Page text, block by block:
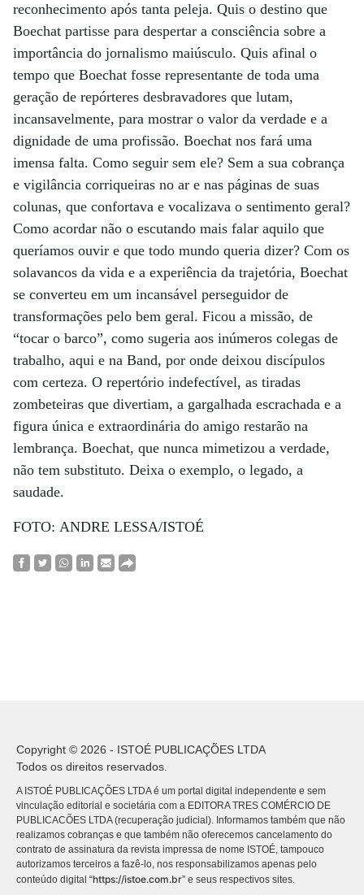
reconhecimento após tanta peleja. Quis o destino que
Boechat partisse para despertar a consciência sobre a
importância do jornalismo maiúsculo. Quis afinal o
tempo que Boechat fosse representante de toda uma
geração de repórteres desbravadores que lutam,
incansavelmente, para mostrar o valor da verdade e a
dignidade de uma profissão. Boechat nos fará uma
imensa falta. Como seguir sem ele? Sem a sua cobrança
e vigilância corriqueiras no ar e nas páginas de suas
colunas, que confortava e vocalizava o sentimento geral?
Como acordar não o escutando mais falar aquilo que
queríamos ouvir e que todo mundo queria dizer? Com os
solavancos da vida e a experiência da trajetória, Boechat
se converteu em um incansável perseguidor de
transformações pelo bem geral. Ficou a missão, de
“tocar o barco”, como sugeria aos inúmeros colegas de
trabalho, aqui e na Band, por onde deixou discípulos
com certeza. O repertório indefectível, as tiradas
zombeteiras que divertiam, a gargalhada escrachada e a
figura única e extraordinária do amigo restarão na
lembrança. Boechat, que nunca mimetizou a verdade,
não tem substituto. Deixa o exemplo, o legado, a
saudade.
FOTO: ANDRE LESSA/ISTOÉ
Copyright © 2026 - ISTOÉ PUBLICAÇÕES LTDA
Todos os direitos reservados.
A ISTOÉ PUBLICAÇÕES LTDA é um portal digital independente e sem
vinculação editorial e societária com a EDITORA TRES COMÉRCIO DE
PUBLICACÕES LTDA (recuperação judicial). Informamos também que não
realizamos cobranças e que também não oferecemos cancelamento do
contrato de assinatura da revista impressa de nome ISTOÉ, tampouco
autorizamos terceiros a fazê-lo, nos responsabilizamos apenas pelo
conteúdo digital “https://istoe.com.br” e seus respectivos sites.